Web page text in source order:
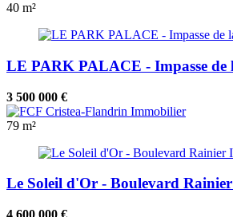
40 m²
LE PARK PALACE - Impasse de
3 500 000 €
79 m²
Le Soleil d'Or - Boulevard
4 600 000 €